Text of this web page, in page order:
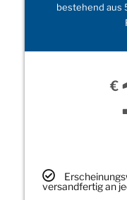
bestehend aus
€
versandfertig an